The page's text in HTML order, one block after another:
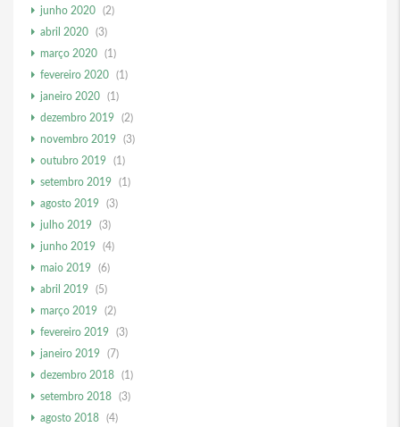
junho 2020
(2)
abril 2020
(3)
março 2020
(1)
fevereiro 2020
(1)
janeiro 2020
(1)
dezembro 2019
(2)
novembro 2019
(3)
outubro 2019
(1)
setembro 2019
(1)
agosto 2019
(3)
julho 2019
(3)
junho 2019
(4)
maio 2019
(6)
abril 2019
(5)
março 2019
(2)
fevereiro 2019
(3)
janeiro 2019
(7)
dezembro 2018
(1)
setembro 2018
(3)
agosto 2018
(4)